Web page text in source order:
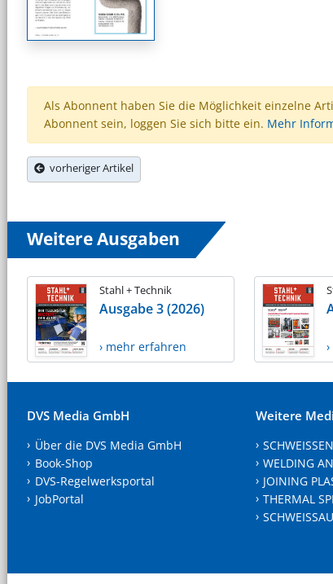
Als Abonnent haben Sie die Möglichkeit einzelne
Abonnent sein, loggen Sie sich bitte ein. Mehr
vorheriger Artikel
Weitere Ausgaben
Stahl + Technik
Ausgabe 3 (2026)
› mehr erfahren
DVS Media GmbH
Über die DVS Media GmbH
Book-Shop
DVS-Regelwerksportal
JobPortal
Weitere
WELDING
JOINING
THERMAL